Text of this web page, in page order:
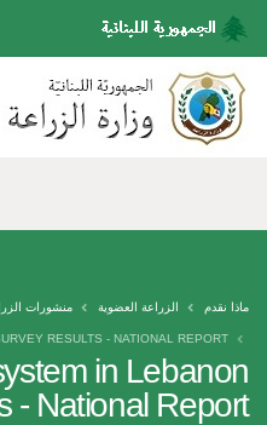
in Lebanon
- National Report
ماذا نقدم الزراعة العضوية منشورات
RESULTS - NATIONAL REPORT